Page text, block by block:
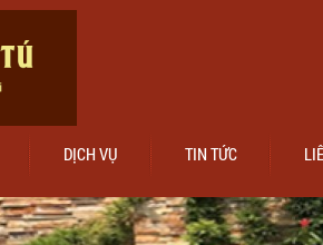
DỊCH VỤ TIN TỨC